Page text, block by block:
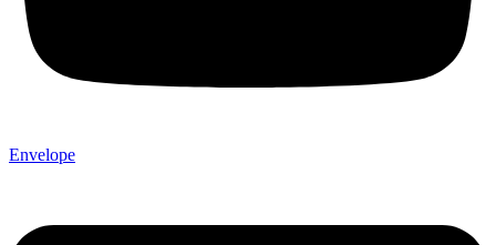
Envelope